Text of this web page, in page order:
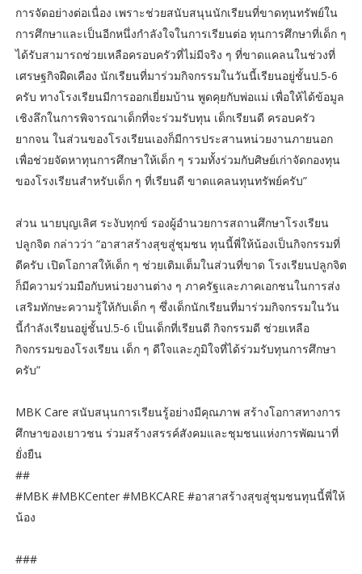
การจัดอย่างต่อเนื่อง เพราะช่วยสนับสนุนนักเรียนที่ขาดทุนทรัพย์ใน
การศึกษาและเป็นอีกหนึ่งกำลังใจในการเรียนต่อ ทุนการศึกษาที่เด็ก ๆ
ได้รับสามารถช่วยเหลือครอบครัวที่ไม่มีจริง ๆ ที่ขาดแคลนในช่วงที่
เศรษฐกิจฝืดเคือง นักเรียนที่มาร่วมกิจกรรมในวันนี้เรียนอยู่ชั้นป.5-6
ครับ ทางโรงเรียนมีการออกเยี่ยมบ้าน พูดคุยกับพ่อแม่ เพื่อให้ได้ข้อมูล
เชิงลึกในการพิจารณาเด็กที่จะร่วมรับทุน เด็กเรียนดี ครอบครัว
ยากจน ในส่วนของโรงเรียนเองก็มีการประสานหน่วยงานภายนอก
เพื่อช่วยจัดหาทุนการศึกษาให้เด็ก ๆ รวมทั้งร่วมกับศิษย์เก่าจัดกองทุน
ของโรงเรียนสำหรับเด็ก ๆ ที่เรียนดี ขาดแคลนทุนทรัพย์ครับ”
ส่วน นายบุญเลิศ ระงับทุกข์ รองผู้อำนวยการสถานศึกษาโรงเรียน
ปลูกจิต กล่าวว่า “อาสาสร้างสุขสู่ชุมชน ทุนนี้พี่ให้น้องเป็นกิจกรรมที่
ดีครับ เปิดโอกาสให้เด็ก ๆ ช่วยเติมเต็มในส่วนที่ขาด โรงเรียนปลูกจิต
ก็มีความร่วมมือกับหน่วยงานต่าง ๆ ภาครัฐและภาคเอกชนในการส่ง
เสริมทักษะความรู้ให้กับเด็ก ๆ ซึ่งเด็กนักเรียนที่มาร่วมกิจกรรมในวัน
นี้กำลังเรียนอยู่ชั้นป.5-6 เป็นเด็กที่เรียนดี กิจกรรมดี ช่วยเหลือ
กิจกรรมของโรงเรียน เด็ก ๆ ดีใจและภูมิใจที่ได้ร่วมรับทุนการศึกษา
ครับ”
MBK Care สนับสนุนการเรียนรู้อย่างมีคุณภาพ สร้างโอกาสทางการ
ศึกษาของเยาวชน ร่วมสร้างสรรค์สังคมและชุมชนแห่งการพัฒนาที่
ยั่งยืน
##
#MBK #MBKCenter #MBKCARE #อาสาสร้างสุขสู่ชุมชนทุนนี้พี่ให้
น้อง
###